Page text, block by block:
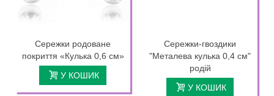
Сережки родоване
покриття «Кулька 0,6 см»
У КОШИК
Сережки-гвоздики
"Металева кулька 0,4 см"
родій
У КОШИК